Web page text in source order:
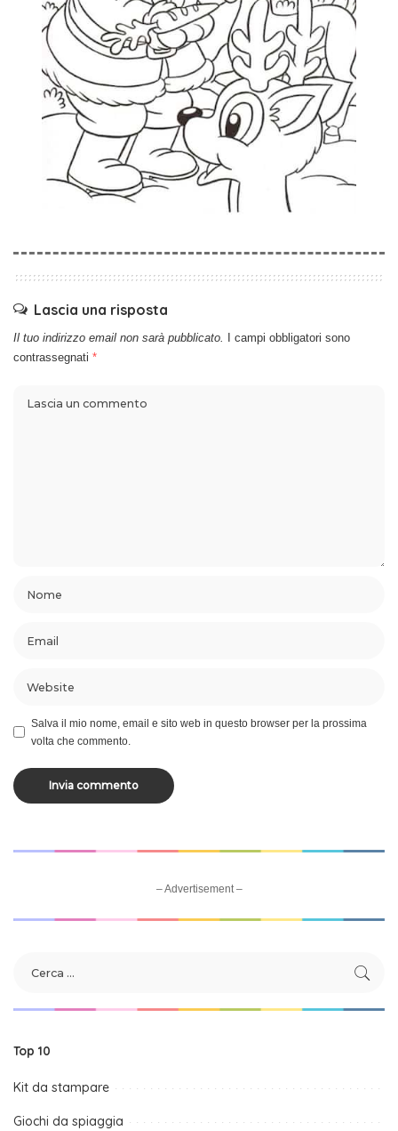
Lascia una risposta
Il tuo indirizzo email non sarà pubblicato. I campi obbligatori sono
contrassegnati *
Salva il mio nome, email e sito web in questo browser per la prossima
volta che commento.
– Advertisement –
Top 10
Kit da stampare
Giochi da spiaggia